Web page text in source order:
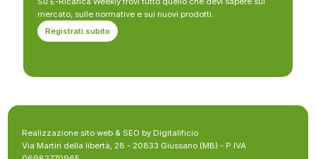
mercato, sulle normative e sui nuovi prodotti.
Registrati subito
Realizzazione sito web & SEO by Digitalificio
Via Martiri della libertà, 28 - 20833 Giussano (MB) - P.IVA